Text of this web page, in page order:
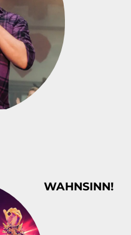
WAHNSINN!